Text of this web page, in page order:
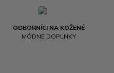
ODBORNÍCI NA KOŽENÉ
MÓDNE DOPLNKY